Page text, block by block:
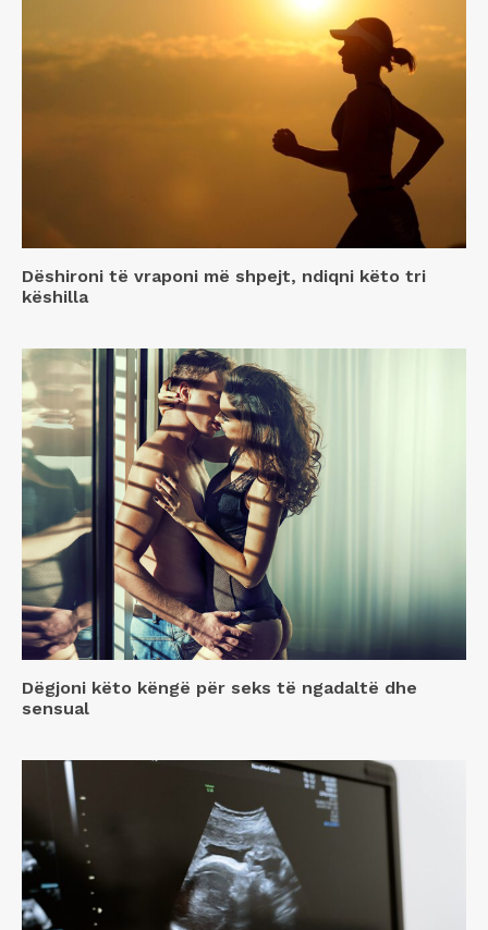
Dëshironi të vraponi më shpejt, ndiqni këto tri
këshilla
Dëgjoni këto këngë për seks të ngadaltë dhe
sensual